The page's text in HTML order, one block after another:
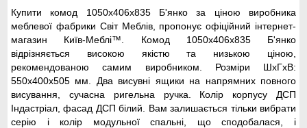
Купити комод 1050х406х835 Б'янко за ціною виробника
меблевої фабрики Світ Меблів, пропонує офіційний інтернет-
магазин Київ-Меблі™. Комод 1050х406х835 Б'янко
відрізняється високою якістю та низькою ціною,
рекомендованою самим виробником. Розміри ШхГхВ:
550х400х505 мм. Два висувні ящики на напрямних повного
висування, сучасна ригельна ручка. Колір корпусу ДСП
Індастріал, фасад ДСП білий. Вам залишається тільки вибрати
серію і колір модульної спальні, що сподобалася, і